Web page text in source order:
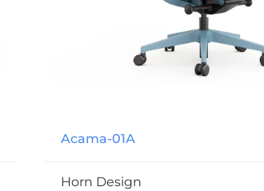
Acama-01А
Horn Design